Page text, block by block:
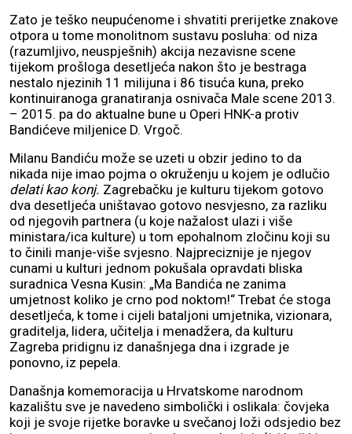
Zato je teško neupućenome i shvatiti prerijetke znakove
otpora u tome monolitnom sustavu posluha: od niza
(razumljivo, neuspješnih) akcija nezavisne scene
tijekom prošloga desetljeća nakon što je bestraga
nestalo njezinih 11 milijuna i 86 tisuća kuna, preko
kontinuiranoga granatiranja osnivača Male scene 2013.
– 2015. pa do aktualne bune u Operi HNK-a protiv
Bandićeve miljenice D. Vrgoč.
Milanu Bandiću može se uzeti u obzir jedino to da
nikada nije imao pojma o okruženju u kojem je odlučio
delati kao konj. Zagrebačku je kulturu tijekom gotovo
dva desetljeća uništavao gotovo nesvjesno, za razliku
od njegovih partnera (u koje nažalost ulazi i više
ministara/ica kulture) u tom epohalnom zločinu koji su
to činili manje-više svjesno. Najpreciznije je njegov
cunami u kulturi jednom pokušala opravdati bliska
suradnica Vesna Kusin: „Ma Bandića ne zanima
umjetnost koliko je crno pod noktom!“ Trebat će stoga
desetljeća, k tome i cijeli bataljoni umjetnika, vizionara,
graditelja, lidera, učitelja i menadžera, da kulturu
Zagreba pridignu iz današnjega dna i izgrade je
ponovno, iz pepela.
Današnja komemoracija u Hrvatskome narodnom
kazalištu sve je navedeno simbolički i oslikala: čovjeka
koji je svoje rijetke boravke u svečanoj loži odsjedio bez